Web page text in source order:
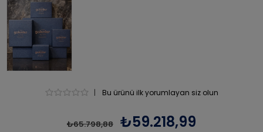
| Bu ürünü ilk yorumlayan siz olun
₺65.798,88 ₺59.218,99